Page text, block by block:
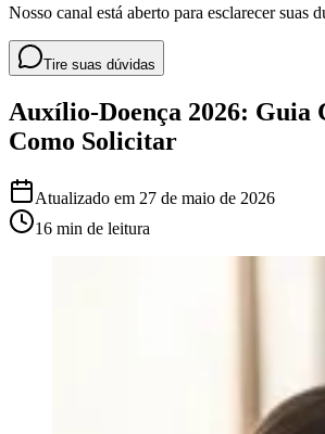
Nosso canal está aberto para esclarecer suas
Tire suas dúvidas
Auxílio-Doença 2026: Guia
Como Solicitar
Atualizado em 27 de maio de 2026
16 min de leitura